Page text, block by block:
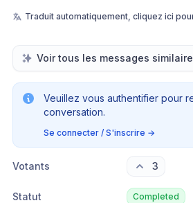
Traduit automatiquement, cliquez ici
Voir tous les messages
Veuillez vous authentifier pour
conversation.
Se connecter / S'inscrire →
Votants 3
Statut Completed